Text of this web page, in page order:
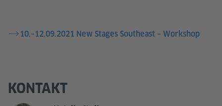
10.–12.09.2021 New Stages Southeast – Workshop
KONTAKT